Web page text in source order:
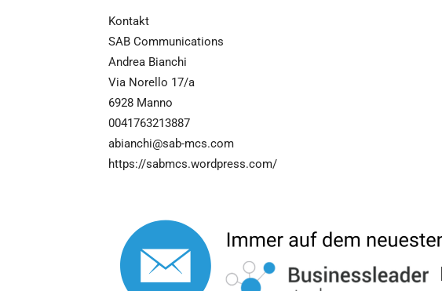
Kontakt
SAB Communications
Andrea Bianchi
Via Norello 17/a
6928 Manno
0041763213887
abianchi@sab-mcs.com
https://sabmcs.wordpress.com/